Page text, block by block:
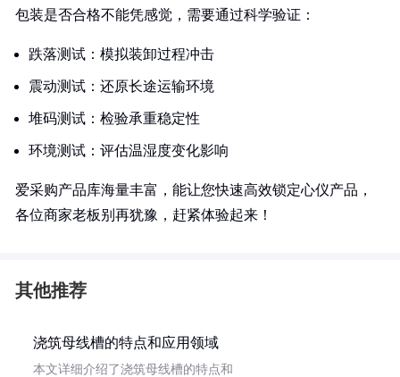
包装是否合格不能凭感觉，需要通过科学验证：
跌落测试：模拟装卸过程冲击
震动测试：还原长途运输环境
堆码测试：检验承重稳定性
环境测试：评估温湿度变化影响
爱采购产品库海量丰富，能让您快速高效锁定心仪产品，
各位商家老板别再犹豫，赶紧体验起来！
其他推荐
浇筑母线槽的特点和应用领域
本文详细介绍了浇筑母线槽的特点和